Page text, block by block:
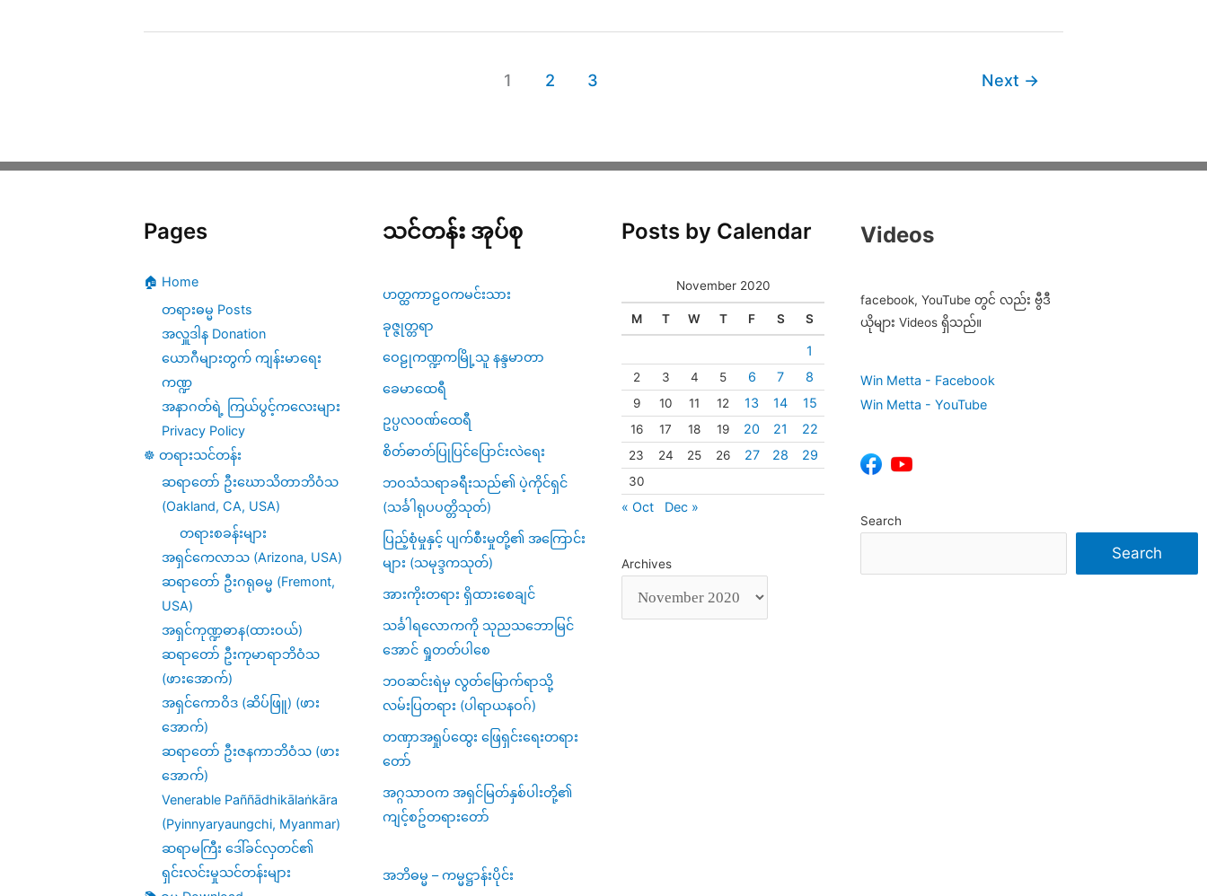
ဝါဒ
စဥ်
1 2 3 Next →
Pages
🏠 Home
တရားဓမ္မ Posts
အလှူဒါန Donation
ယောဂီများတွက် ကျန်းမာရေး
ကဏ္ဍ
အနာဂတ်ရဲ့ ကြယ်ပွင့်ကလေးများ
Privacy Policy
☸️ တရားသင်တန်း
ဆရာတော် ဦးဃောသိတာဘိဝံသ
(Oakland, CA, USA)
တရားစခန်းများ
အရှင်ကေလာသ (Arizona, USA)
ဆရာတော် ဦးဂရုဓမ္မ (Fremont,
USA)
အရှင်ကုဏ္ဍဓာန(ထားဝယ်)
ဆရာတော် ဦးကုမာရာဘိဝံသ
(ဖားအောက်)
အရှင်ကောဝိဒ (ဆိပ်ဖြူ) (ဖား
အောက်)
ဆရာတော် ဦးဇနကာဘိဝံသ (ဖား
အောက်)
Venerable Paññādhikālaṅkāra
(Pyinnyaryaungchi, Myanmar)
ဆရာမကြီး ဒေါ်ခင်လှတင်၏
ရှင်းလင်းမှုသင်တန်းများ
သင်တန်း အုပ်စု
ဟတ္ထကာဠဝကမင်းသား
ခုဇ္ဇုတ္တရာ
ဝေဠုကဏ္ဍကမြို့သူ နန္ဒမာတာ
ခေမာထေရီ
ဥပ္ပလဝဏ်ထေရီ
စိတ်ဓာတ်ပြုပြင်ပြောင်းလဲရေး
ဘဝသံသရာခရီးသည်၏ ပဲ့ကိုင်ရှင်
(သင်္ခါရုပပတ္တိသုတ်)
ပြည့်စုံမှုနှင့် ပျက်စီးမှုတို့၏ အကြောင်း
များ (သမုဒ္ဒကသုတ်)
အားကိုးတရား ရှိထားစေချင်
သင်္ခါရလောကကို သုညသဘောမြင်
အောင် ရှုတတ်ပါစေ
ဘဝဆင်းရဲမှ လွတ်မြောက်ရာသို့
လမ်းပြတရား (ပါရာယနဝဂ်)
တဏှာအရှုပ်ထွေး ဖြေရှင်းရေးတရား
တော်
အဂ္ဂသာဝက အရှင်မြတ်နှစ်ပါးတို့၏
ကျင့်စဥ်တရားတော်
အဘိဓမ္မ – ကမ္မဋ္ဌာန်းပိုင်း
Posts by Calendar
November 2020
M T W T F S S
1
2 3 4 5 6 7 8
9 10 11 12 13 14 15
16 17 18 19 20 21 22
23 24 25 26 27 28 29
30
« Oct Dec »
Archives
Videos
facebook, YouTube တွင် လည်း ဗွီဒီ
ယိုများ Videos ရှိသည်။
Win Metta - Facebook
Win Metta - YouTube
Search
Search